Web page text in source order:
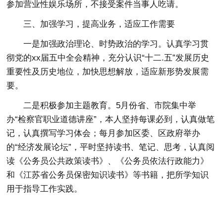
参加营业性娱乐场所，不接受案件当事人吃请。
三、加强学习，提高业务，适应工作需要
一是加强政治理论、时势政治的学习。认真学习贯
彻党的xx届五中全会精神，充分认识“十二.五”发展历史
重要性及历史地位，加快思想解放，适应新形势发展需
要。
二是积极参加主题教育。5月份省、市院集中举
办“检察官职业道德讲座”，本人坚持每课必到，认真做笔
记，认真撰写学习体会；每月参加区委、区政府举办
的“经济发展论坛”，平时坚持读书、笔记、思考，认真阅
读《公务员公共政策读书》、《公务员依法行政能力》
和《江苏省公务员保密知识读书》等书籍，把所学知识
用于指导工作实践。